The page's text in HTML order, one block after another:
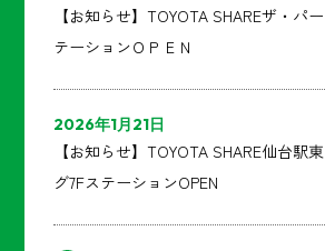
【お知らせ】TOYOTA SHAREザ・パ
テーションＯＰＥＮ
2026年1月21日
【お知らせ】TOYOTA SHARE仙台駅
グ7FステーションOPEN